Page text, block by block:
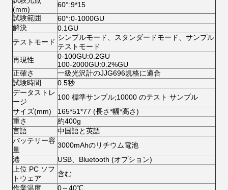
(mm)
60°:9*15
試験範囲
60°:0-1000GU
解決
0.1GU
テストモード
シンプルモード、スタンダードモード、サンプル
テストモード
再現性
0-100GU:0.2GU
100-2000GU:0.2%GU
正確さ
一級光沢計のJJG696規格に適合
試験時間
0.5秒
データストレ
ージ
100 標準サンプル;10000 のテスト サンプル
サイズ(mm)
165*51*77 (長さ*幅*高さ)
重さ
約400g
言語
中国語と英語
バッテリー容
量
3000mAhのリチウム電池
港
USB、Bluetooth (オプション)
上位 PC ソフ
トウェア
含む
作業温度
0～40℃